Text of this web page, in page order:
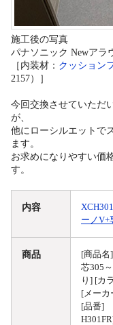
施工後の写真
パナソニック Newアラ
［内装材： クッション
2157）］
今回交換させていただ
が、
他にローシルエットで
ます。
お求めになりやすい価
す。
内容
ーノV+
商品
[商品
芯305
り] [カ
[メー
[品番]